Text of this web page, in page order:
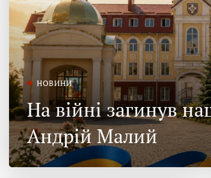
НОВИНИ
На війні загинув
Андрій Малий